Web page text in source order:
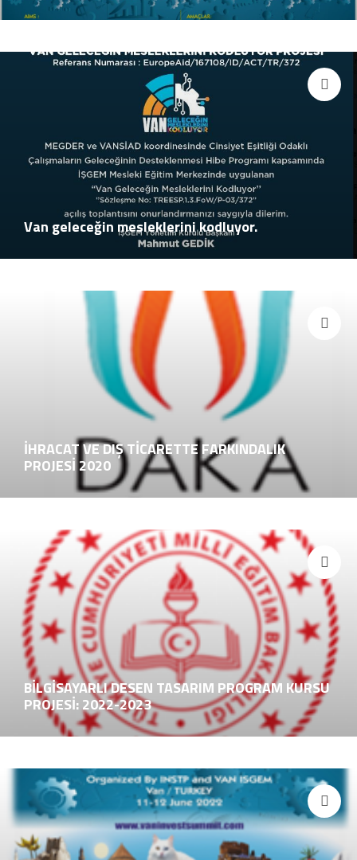
Van geleceğin mesleklerini kodluyor.
İHRACAT VE DIŞ TİCARETTE FARKINDALIK
PROJESİ 2020
BİLGİSAYARLI DESEN TASARIM PROGRAM KURSU
PROJESİ: 2022-2023